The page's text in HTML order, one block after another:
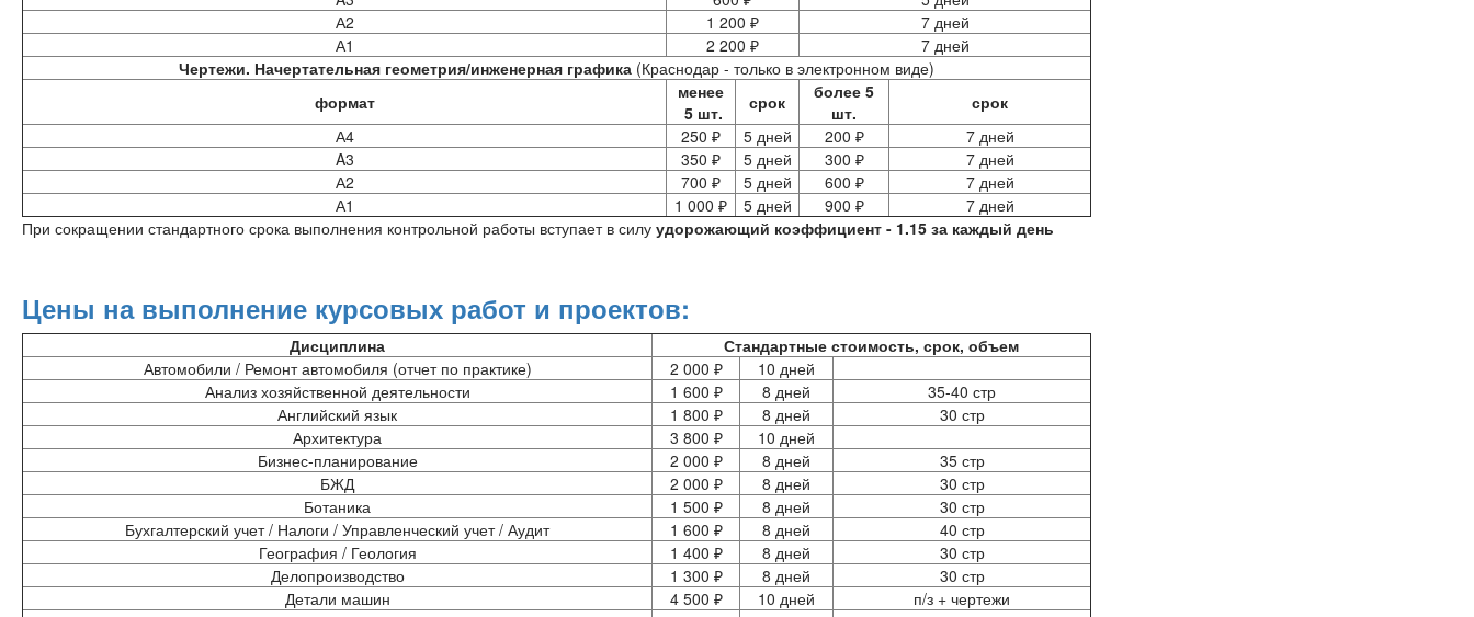
А2
1 200 ₽
7 дней
А1
2 200 ₽
7 дней
Чертежи. Начертательная геометрия/инженерная графика (Краснодар - только в электронном виде)
формат
менее
5 шт.
срок
более 5
шт.
срок
А4
250 ₽ 5 дней 200 ₽
7 дней
A3
350 ₽ 5 дней 300 ₽
7 дней
А2
700 ₽ 5 дней 600 ₽
7 дней
А1
1 000 ₽ 5 дней 900 ₽
7 дней
При сокращении стандартного срока выполнения контрольной работы вступает в силу удорожающий коэффициент - 1.15 за каждый день
Цены на выполнение курсовых работ и проектов:
Дисциплина
Стандартные стоимость, срок, объем
Автомобили / Ремонт автомобиля (отчет по практике)
2 000 ₽
10 дней
Анализ хозяйственной деятельности
1 600 ₽ 8 дней
35-40 стр
Английский язык
1 800 ₽ 8 дней
30 стр
Архитектура
3 800 ₽
10 дней
Бизнес-планирование
2 000 ₽ 8 дней
35 стр
БЖД
2 000 ₽ 8 дней
30 стр
Ботаника
1 500 ₽ 8 дней
30 стр
Бухгалтерский учет / Налоги / Управленческий учет / Аудит
1 600 ₽ 8 дней
40 стр
География / Геология
1 400 ₽ 8 дней
30 стр
Делопроизводство
1 300 ₽ 8 дней
30 стр
Детали машин
4 500 ₽ 10 дней
п/з + чертежи